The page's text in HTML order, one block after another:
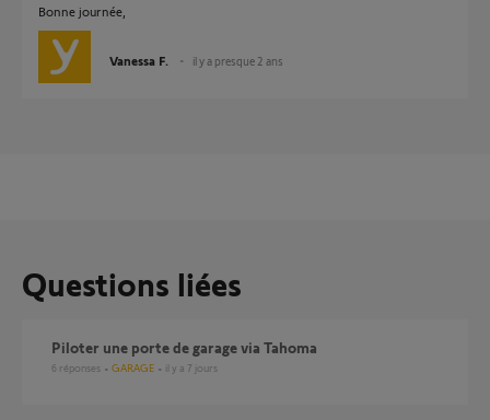
Bonne journée,
Vanessa F. il y a presque 2 ans
Questions liées
Piloter une porte de garage via Tahoma
6 réponses GARAGE il y a 7 jours